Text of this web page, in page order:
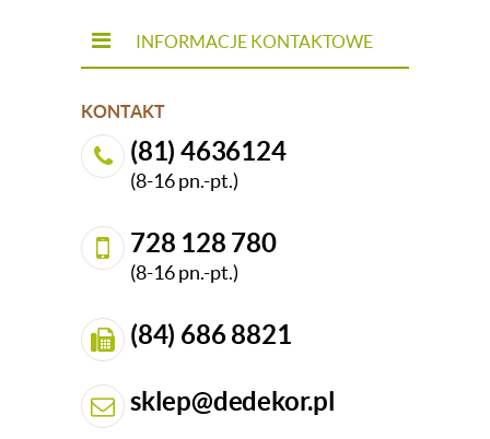
INFORMACJE KONTAKTOWE
KONTAKT
(81) 4636124
(8-16 pn.-pt.)
728 128 780
(8-16 pn.-pt.)
(84) 686 8821
sklep@dedekor.pl